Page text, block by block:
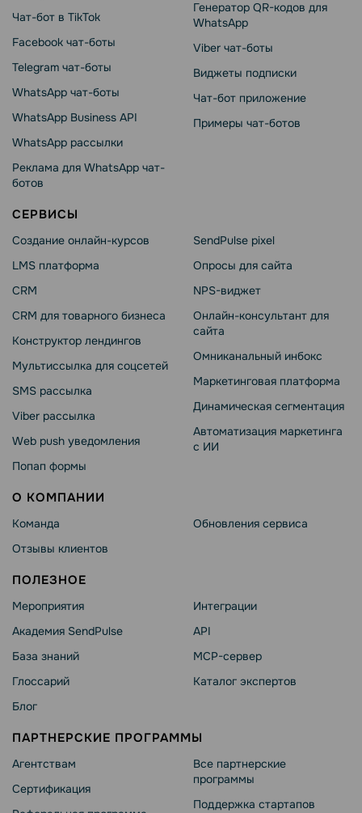
Чат-бот в TikTok
Facebook чат-боты
Telegram чат-боты
WhatsApp чат-боты
WhatsApp Business API
WhatsApp рассылки
Реклама для WhatsApp чат-
ботов
Генератор QR-кодов для
WhatsApp
Viber чат-боты
Виджеты подписки
Чат-бот приложение
Примеры чат-ботов
СЕРВИСЫ
Создание онлайн-курсов
LMS платформа
CRM
CRM для товарного бизнеса
Конструктор лендингов
Мультиссылка для соцсетей
SMS рассылка
Viber рассылка
Web push уведомления
Попап формы
SendPulse pixel
Опросы для сайта
NPS-виджет
Онлайн-консультант для
сайта
Омниканальный инбокс
Маркетинговая платформа
Динамическая сегментация
Автоматизация маркетинга
с ИИ
О КОМПАНИИ
Команда
Отзывы клиентов
Обновления сервиса
ПОЛЕЗНОЕ
Мероприятия
Академия SendPulse
База знаний
Глоссарий
Блог
Интеграции
API
MCP-сервер
Каталог экспертов
ПАРТНЕРСКИЕ ПРОГРАММЫ
Агентствам
Сертификация
Все партнерские
программы
Поддержка стартапов